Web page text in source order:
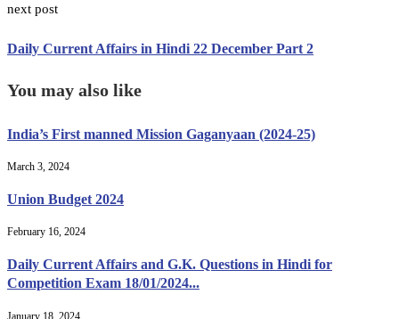
next post
Daily Current Affairs in Hindi 22 December Part 2
You may also like
India’s First manned Mission Gaganyaan (2024-25)
March 3, 2024
Union Budget 2024
February 16, 2024
Daily Current Affairs and G.K. Questions in Hindi for
Competition Exam 18/01/2024...
January 18, 2024